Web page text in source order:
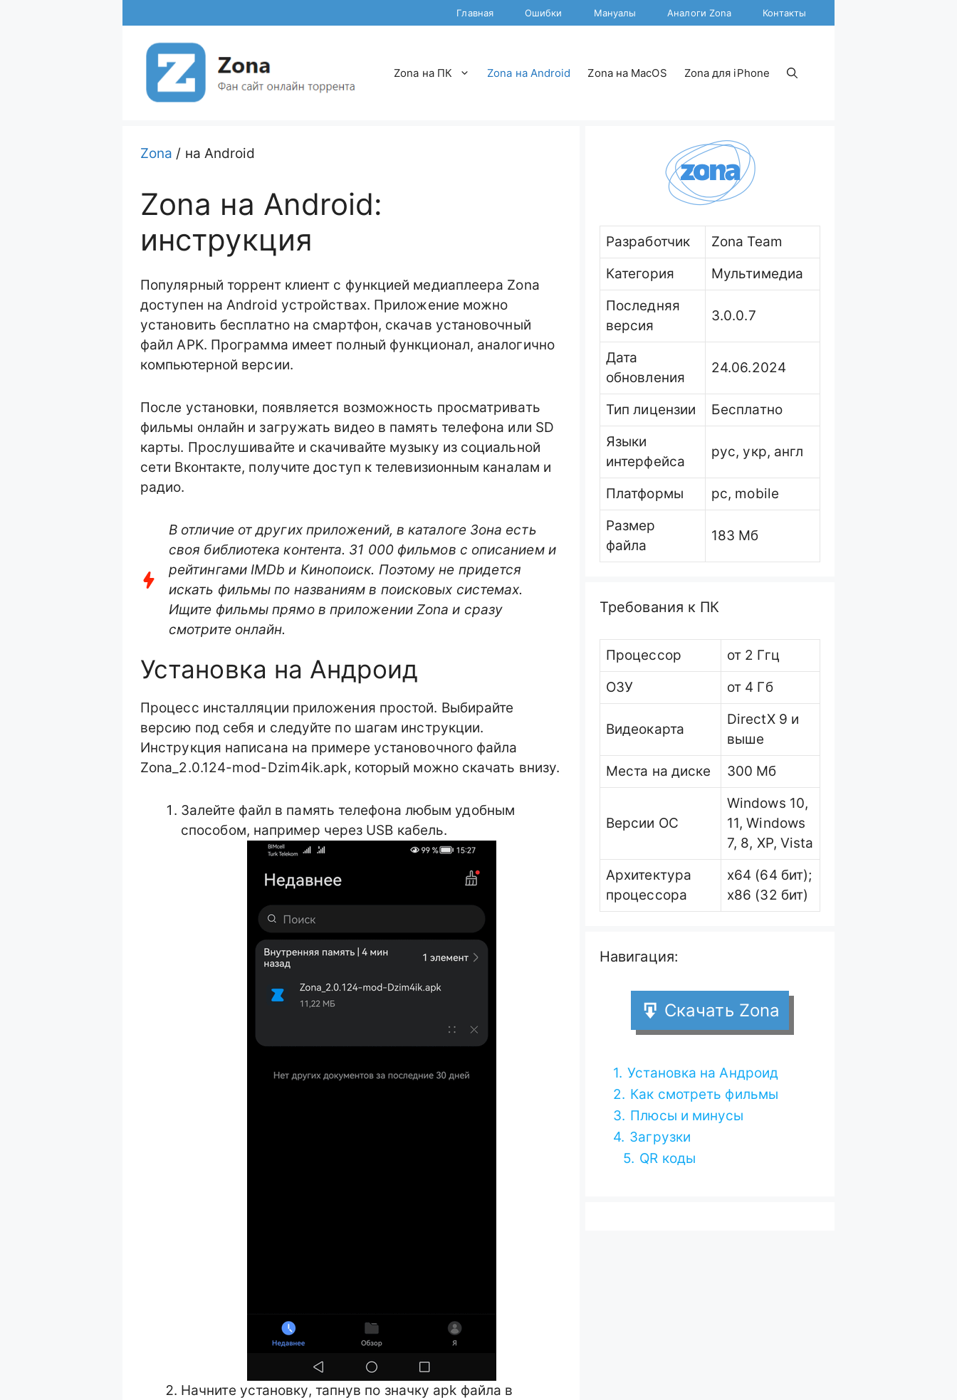
Главная Ошибки Мануалы Аналоги Zona Контакты
Zona на ПК Zona на Android Zona на MacOS Zona для iPhone
Zona / на Android
Zona на Android:
инструкция
Популярный торрент клиент с функцией медиаплеера Zona
доступен на Android устройствах. Приложение можно
установить бесплатно на смартфон, скачав установочный
файл APK. Программа имеет полный функционал, аналогично
компьютерной версии.
После установки, появляется возможность просматривать
фильмы онлайн и загружать видео в память телефона или SD
карты. Прослушивайте и скачивайте музыку из социальной
сети Вконтакте, получите доступ к телевизионным каналам и
радио.
В отличие от других приложений, в каталоге Зона есть
своя библиотека контента. 31 000 фильмов с описанием и
рейтингами IMDb и Кинопоиск. Поэтому не придется
искать фильмы по названиям в поисковых системах.
Ищите фильмы прямо в приложении Zona и сразу
смотрите онлайн.
Установка на Андроид
Процесс инсталляции приложения простой. Выбирайте
версию под себя и следуйте по шагам инструкции.
Инструкция написана на примере установочного файла
Zona_2.0.124-mod-Dzim4ik.apk, который можно скачать внизу.
Залейте файл в память телефона любым удобным
способом, например через USB кабель.
Начните установку, тапнув по значку apk файла в
Разработчик
Zona Team
Категория
Мультимедиа
Последняя
версия
3.0.0.7
Дата
обновления
24.06.2024
Тип лицензии
Бесплатно
Языки
интерфейса
рус, укр, англ
Платформы
pc, mobile
Размер
файла
183 Мб
Требования к ПК
Процессор
от 2 Ггц
ОЗУ
от 4 Гб
Видеокарта
DirectX 9 и
выше
Места на диске
300 Мб
Версии ОС
Windows 10,
11, Windows
7, 8, XP, Vista
Архитектура
процессора
x64 (64 бит);
x86 (32 бит)
Навигация:
Скачать Zona
1. Установка на Андроид
2. Как смотреть фильмы
3. Плюсы и минусы
4. Загрузки
5. QR коды